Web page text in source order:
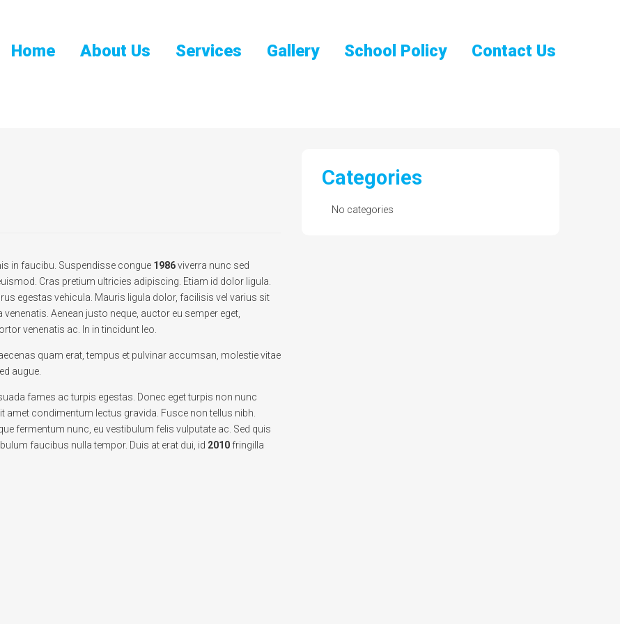
Home About Us Services Gallery School Policy Contact Us
in faucibu. Suspendisse congue 1986viverra nunc sed
Cras pretium ultricies adipiscing. Etiam id dolor ligula.
egestas vehicula. Mauris ligula dolor, facilisis vel varius sit
venenatis. Aenean justo neque, auctor eu semper eget,
venenatis ac. In in tincidunt leo.
quam erat, tempus et pulvinar accumsan, molestie vitae
augue.
fames ac turpis egestas. Donec eget turpis non nunc
condimentum lectus gravida. Fusce non tellus nibh.
fermentum nunc, eu vestibulum felis vulputate ac. Sed quis
faucibus nulla tempor. Duis at erat dui, id 2010 fringilla
Categories
No categories